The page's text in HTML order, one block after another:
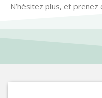
N’hésitez plus, et prenez